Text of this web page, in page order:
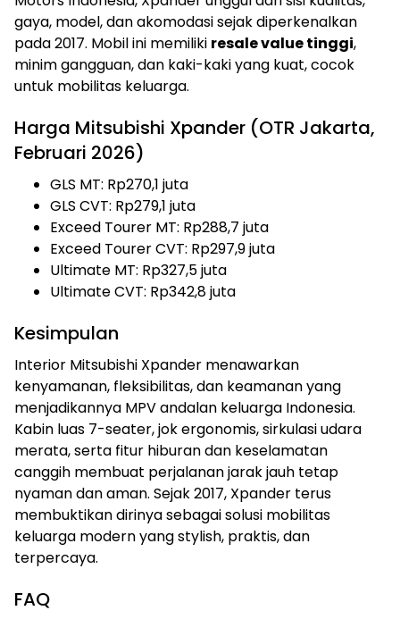
gaya, model, dan akomodasi sejak diperkenalkan
pada 2017. Mobil ini memiliki resale value tinggi,
minim gangguan, dan kaki-kaki yang kuat, cocok
untuk mobilitas keluarga.
Harga Mitsubishi Xpander (OTR Jakarta,
Februari 2026)
GLS MT: Rp270,1 juta
GLS CVT: Rp279,1 juta
Exceed Tourer MT: Rp288,7 juta
Exceed Tourer CVT: Rp297,9 juta
Ultimate MT: Rp327,5 juta
Ultimate CVT: Rp342,8 juta
Kesimpulan
Interior Mitsubishi Xpander menawarkan
kenyamanan, fleksibilitas, dan keamanan yang
menjadikannya MPV andalan keluarga Indonesia.
Kabin luas 7-seater, jok ergonomis, sirkulasi udara
merata, serta fitur hiburan dan keselamatan
canggih membuat perjalanan jarak jauh tetap
nyaman dan aman. Sejak 2017, Xpander terus
membuktikan dirinya sebagai solusi mobilitas
keluarga modern yang stylish, praktis, dan
terpercaya.
FAQ